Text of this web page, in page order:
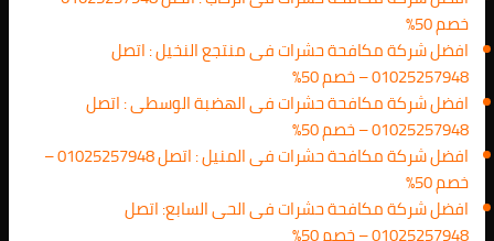
خصم 50%
افضل شركة مكافحة حشرات فى منتجع النخيل : اتصل
01025257948 – خصم 50%
افضل شركة مكافحة حشرات فى الهضبة الوسطى : اتصل
01025257948 – خصم 50%
افضل شركة مكافحة حشرات فى المنيل : اتصل 01025257948 –
خصم 50%
افضل شركة مكافحة حشرات فى الحى السابع: اتصل